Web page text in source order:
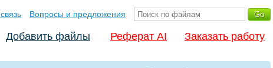
Вопросы и предложения
Добавить файлы Реферат AI Заказать работу